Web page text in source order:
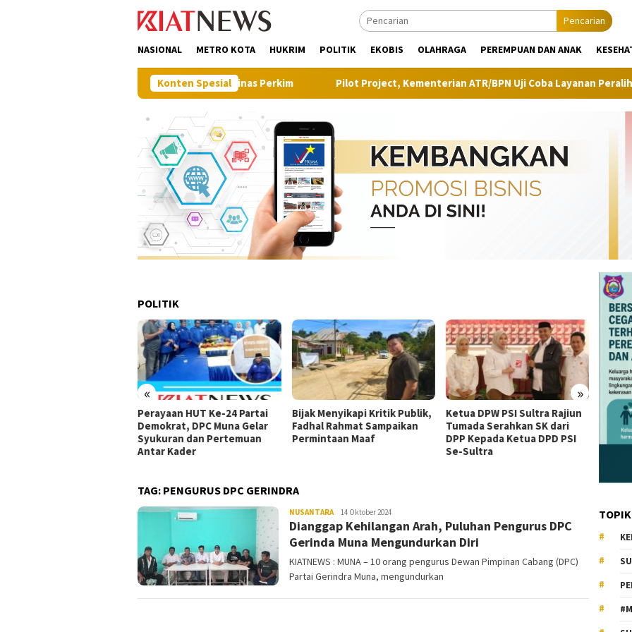
Pencarian
NASIONAL METRO KOTA HUKRIM POLITIK EKOBIS OLAHRAGA PEREMPUAN DAN ANAK
Konten Spesial
Barat Apresiasi Langkah Proaktif Dinas Perkim Pilot Project, Kementerian ATR/BPN Uji Coba Layanan Peralihan Hak
POLITIK
« »
Perayaan HUT Ke-24 Partai
Demokrat, DPC Muna Gelar
Syukuran dan Pertemuan
Antar Kader
Bijak Menyikapi Kritik Publik,
Fadhal Rahmat Sampaikan
Permintaan Maaf
Ketua DPW PSI Sultra Rajiun
Tumada Serahkan SK dari
DPP Kepada Ketua DPD PSI
Se-Sultra
1000
TAG: PENGURUS DPC GERINDRA
NUSANTARA KiatNews.co.id
14 Oktober 2024
Dianggap Kehilangan Arah, Puluhan Pengurus DPC
Gerinda Muna Mengundurkan Diri
KIATNEWS : MUNA – 10 orang pengurus Dewan Pimpinan Cabang (DPC)
Partai Gerindra Muna, mengundurkan